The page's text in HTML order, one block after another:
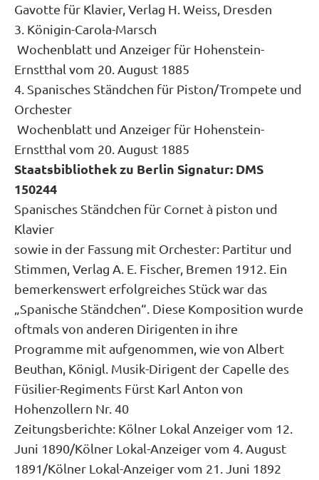
Gavotte für Klavier, Verlag H. Weiss, Dresden
3. Königin-Carola-Marsch
Wochenblatt und Anzeiger für Hohenstein-
Ernstthal vom 20. August 1885
4. Spanisches Ständchen für Piston/Trompete und
Orchester
Wochenblatt und Anzeiger für Hohenstein-
Ernstthal vom 20. August 1885
Staatsbibliothek zu Berlin Signatur: DMS
150244
Spanisches Ständchen für Cornet à piston und
Klavier
sowie in der Fassung mit Orchester: Partitur und
Stimmen, Verlag A. E. Fischer, Bremen 1912. Ein
bemerkenswert erfolgreiches Stück war das
„Spanische Ständchen“. Diese Komposition wurde
oftmals von anderen Dirigenten in ihre
Programme mit aufgenommen, wie von Albert
Beuthan, Königl. Musik-Dirigent der Capelle des
Füsilier-Regiments Fürst Karl Anton von
Hohenzollern Nr. 40
Zeitungsberichte: Kölner Lokal Anzeiger vom 12.
Juni 1890/Kölner Lokal-Anzeiger vom 4. August
1891/Kölner Lokal-Anzeiger vom 21. Juni 1892